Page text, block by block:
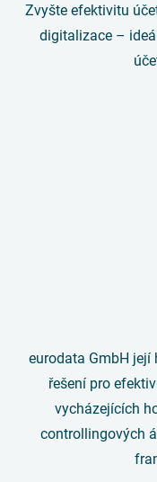
Zvyšte efektivitu
digitalizace –
eurodata GmbH
řešení pro
vycházejících
controllingových